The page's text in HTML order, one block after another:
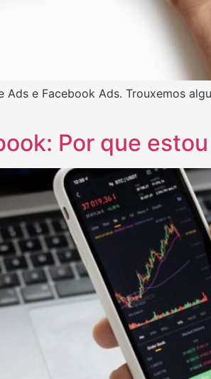
e Facebook Ads. Trouxemos
Por que